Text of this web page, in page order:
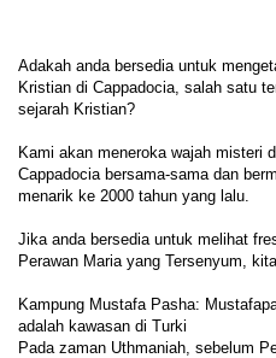
Adakah anda bersedia untuk
Kristian di Cappadocia, salah satu
sejarah Kristian?
Kami akan meneroka wajah misteri
Cappadocia bersama-sama dan
menarik ke 2000 tahun yang lalu.
Jika anda bersedia untuk melihat
Perawan Maria yang Tersenyum,
Kampung Mustafa Pasha:
adalah kawasan di Turki
Pada zaman Uthmaniah, sebelum